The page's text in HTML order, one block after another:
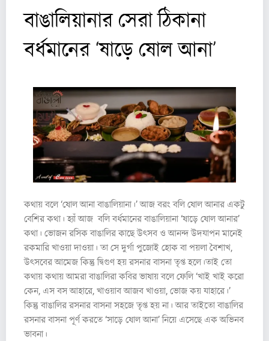
বাঙালিয়ানার সেরা ঠিকানা
বর্ধমানের ‘ষাড়ে ষোল আনা’
কথায় বলে ‘ষোল আনা বাঙালিয়ানা।’ আজ বরং বলি ষোল আনার একটু
বেশির কথা। হ্যাঁ আজ বলি বর্ধমানের বাঙালিয়ানা ‘ষাড়ে ষোল আনার’
কথা। ভোজন রসিক বাঙালির কাছে উৎসব ও আনন্দ উদযাপন মানেই
রকমারি খাওয়া দাওয়া। তা সে দুর্গা পুজোই হোক বা পয়লা বৈশাখ,
উৎসবের আমেজ কিন্তু দ্বিগুণ হয় রসনার বাসনা তৃপ্ত হলে।তাই তো
কথায় কথায় আমরা বাঙালিরা কবির ভাষায় বলে ফেলি ‘খাই খাই করো
কেন, এস বস আহারে, খাওয়াব আজব খাওয়া, ভোজ কয় যাহারে।’
কিন্তু বাঙালির রসনার বাসনা সহজে তৃপ্ত হয় না। আর তাইতো বাঙালির
রসনার বাসনা পূর্ণ করতে ‘সাড়ে ষোল আনা’ নিয়ে এসেছে এক অভিনব
ভাবনা।